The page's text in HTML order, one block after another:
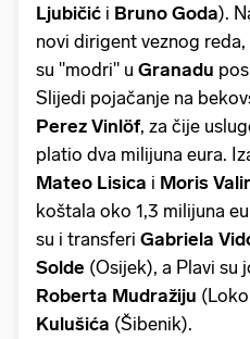
Ljubičić i Bruno Goda).
novi dirigent veznog reda,
su "modri" u Granadu
Slijedi pojačanje na
Perez Vinlöf, za čije
platio dva milijuna eura.
Mateo Lisica i Moris
koštala oko 1,3 milijuna
su i transferi Gabriela
Solde (Osijek), a Plavi su
Roberta Mudražiju
Kulušića (Šibenik).